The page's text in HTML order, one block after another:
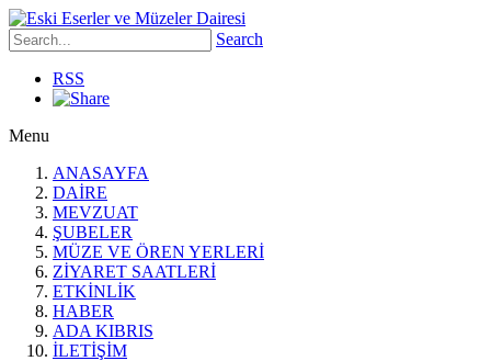
Search
RSS
Menu
ANASAYFA
DAİRE
MEVZUAT
ŞUBELER
MÜZE VE ÖREN YERLERİ
ZİYARET SAATLERİ
ETKİNLİK
HABER
ADA KIBRIS
İLETİŞİM